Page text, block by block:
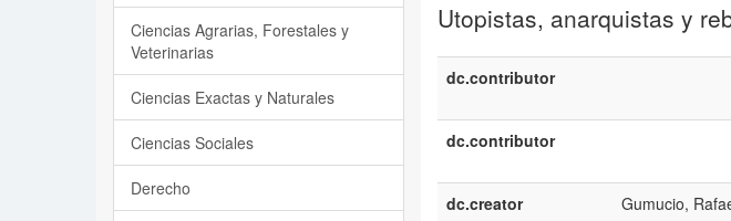
Utopistas, anarquistas y
dc.contributor
dc.contributor
dc.creator
Gumucio,
Ciencias Agrarias, Forestales y
Veterinarias
Ciencias Exactas y Naturales
Ciencias Sociales
Derecho